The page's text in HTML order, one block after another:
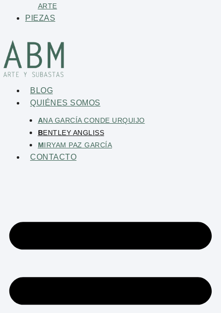
ARTE
PIEZAS
BLOG
QUIÉNES SOMOS
ANA GARCÍA CONDE URQUIJO
BENTLEY ANGLISS
MIRYAM PAZ GARCÍA
CONTACTO